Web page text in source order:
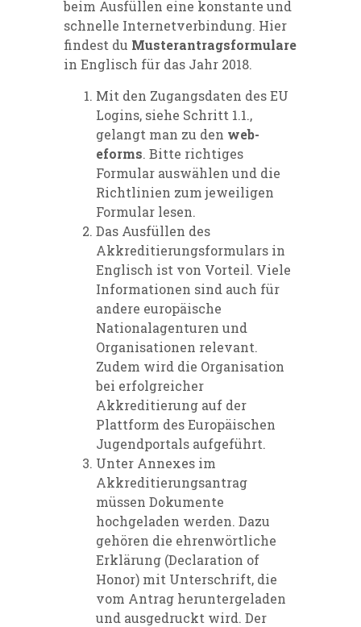
beim Ausfüllen eine konstante und
schnelle Internetverbindung. Hier
findest du Musterantragsformulare
in Englisch für das Jahr 2018.
Mit den Zugangsdaten des EU
Logins, siehe Schritt 1.1.,
gelangt man zu den web-
eforms. Bitte richtiges
Formular auswählen und die
Richtlinien zum jeweiligen
Formular lesen.
Das Ausfüllen des
Akkreditierungsformulars in
Englisch ist von Vorteil. Viele
Informationen sind auch für
andere europäische
Nationalagenturen und
Organisationen relevant.
Zudem wird die Organisation
bei erfolgreicher
Akkreditierung auf der
Plattform des Europäischen
Jugendportals aufgeführt.
Unter Annexes im
Akkreditierungsantrag
müssen Dokumente
hochgeladen werden. Dazu
gehören die ehrenwörtliche
Erklärung (Declaration of
Honor) mit Unterschrift, die
vom Antrag heruntergeladen
und ausgedruckt wird. Der